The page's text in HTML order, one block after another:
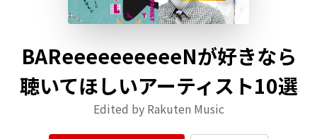
BAReeeeeeeeeeNが好きなら
聴いてほしいアーティスト10選
Edited by Rakuten Music